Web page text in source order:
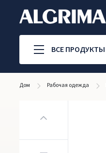
ВСЕ ПРОДУКТЫ
Дом Рабочая одежда